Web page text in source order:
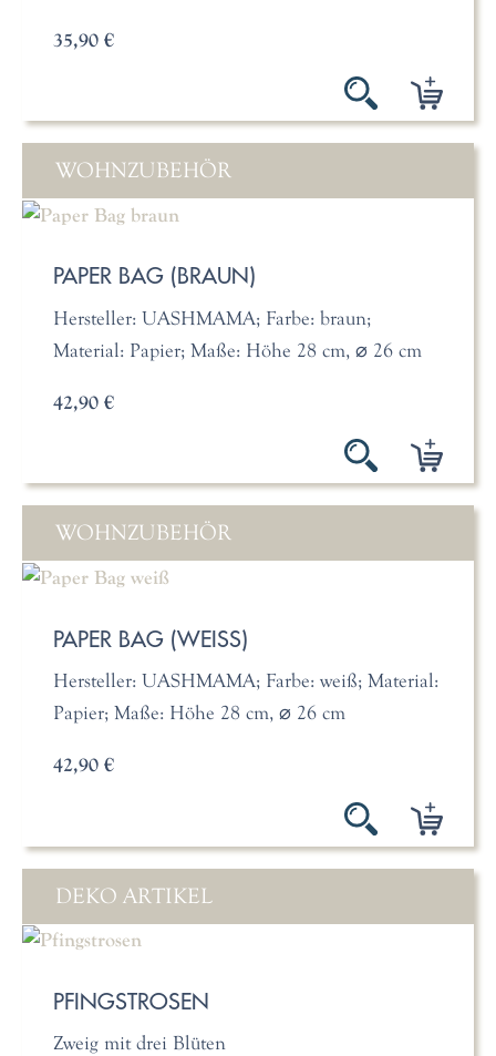
35,90 €
WOHNZUBEHÖR
PAPER BAG (BRAUN)
Hersteller: UASHMAMA; Farbe: braun;
Material: Papier; Maße: Höhe 28 cm, ⌀ 26 cm
42,90 €
WOHNZUBEHÖR
PAPER BAG (WEISS)
Hersteller: UASHMAMA; Farbe: weiß; Material:
Papier; Maße: Höhe 28 cm, ⌀ 26 cm
42,90 €
DEKO ARTIKEL
PFINGSTROSEN
Zweig mit drei Blüten